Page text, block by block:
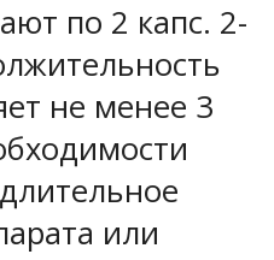
по 2 капс. 2-
не менее 3
или